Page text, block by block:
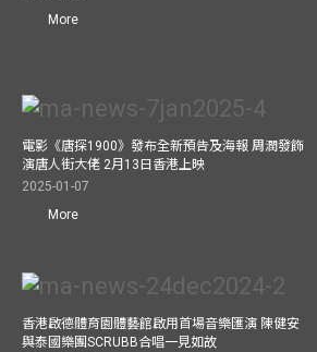
More
電影《唐探1900》發布全新預告及海報 周潤發飾
演唐人街大佬 2月13日香港上映
2025-01-07
More
香港啟德體育園體藝館啟用首場音樂匯演 陳健安
與泰國樂團SCRUBB合唱一見如故